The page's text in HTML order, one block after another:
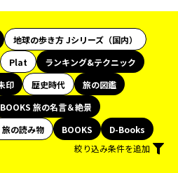
地球の歩き方 Jシリーズ（国内）
Plat
ランキング&テクニック
印 歴史時代
旅の図鑑
BOOKS 旅の名言＆絶景
の読み物 BOOKS
D-Books
絞り込み条件を追加